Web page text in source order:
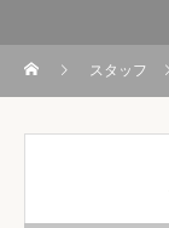
スタッフ